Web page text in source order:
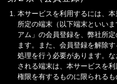
本サービスを利用するには、
所定の端末（以下端末といい
アム」の会員登録を、弊社所
ます。また、会員登録を解除
処理を行う必要があります。
される端末は、本サービスを
権限を有するものに限られるも